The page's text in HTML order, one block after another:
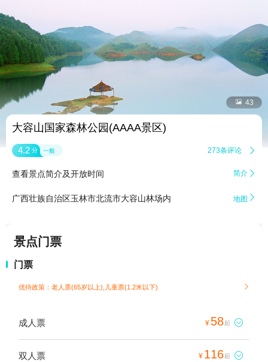
 43
大容山国家森林公园(AAAA景区)
4.2 分 一般 273条评论 
查看景点简介及开放时间 简介 
广西壮族自治区玉林市北流市大容山林场内 地图 
景点门票
门票
优待政策：老人票(65岁以上),儿童票(1.2米以下) 
成人票 ¥ 58起 
双人票 ¥ 116起 
